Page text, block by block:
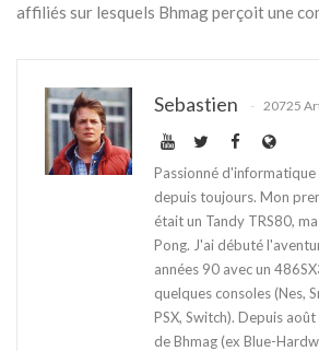
affiliés sur lesquels Bhmag perçoit une
Sebastien 20725
Passionné d'informatique
depuis toujours. Mon
était un Tandy TRS80,
Pong. J'ai débuté
années 90 avec un
quelques consoles (Nes,
PSX, Switch). Depuis
de Bhmag (ex Blue-